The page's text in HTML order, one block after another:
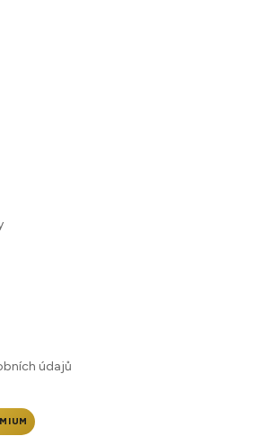
údajů